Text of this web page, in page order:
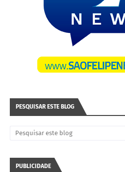
PESQUISAR ESTE BLOG
PUBLICIDADE